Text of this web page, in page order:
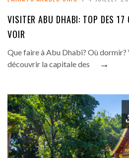
VISITER ABU DHABI: TOP DES 17
VOIR
Que faire à Abu Dhabi? Où dormir?
découvrir la capitale des
→